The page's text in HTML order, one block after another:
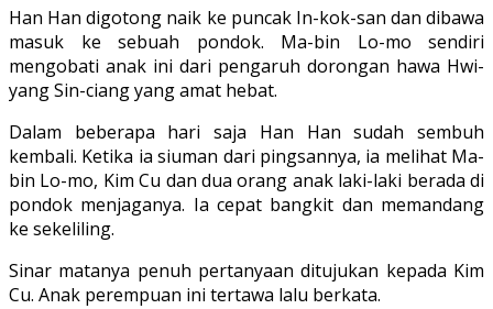
Han Han digotong naik ke puncak In-kok-san dan dibawa
masuk ke sebuah pondok. Ma-bin Lo-mo sendiri
mengobati anak ini dari pengaruh dorongan hawa Hwi-
yang Sin-ciang yang amat hebat.
Dalam beberapa hari saja Han Han sudah sembuh
kembali. Ketika ia siuman dari pingsannya, ia melihat Ma-
bin Lo-mo, Kim Cu dan dua orang anak laki-laki berada di
pondok menjaganya. Ia cepat bangkit dan memandang
ke sekeliling.
Sinar matanya penuh pertanyaan dituju­kan kepada Kim
Cu. Anak perempuan ini tertawa lalu berkata.